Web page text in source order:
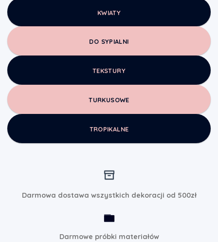
KWIATY
DO SYPIALNI
TEKSTURY
TURKUSOWE
TROPIKALNE
Darmowa dostawa wszystkich dekoracji od 500zł
Darmowe próbki materiałów